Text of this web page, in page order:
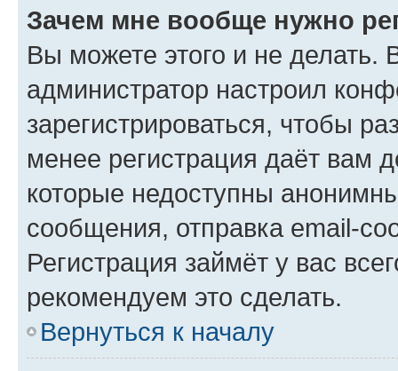
Зачем мне вообще нужно
Вы можете этого и не делать.
администратор настроил
зарегистрироваться, чтобы
менее регистрация даёт вам
которые недоступны
сообщения, отправка email-
Регистрация займёт у вас
рекомендуем это сделать.
Вернуться к началу